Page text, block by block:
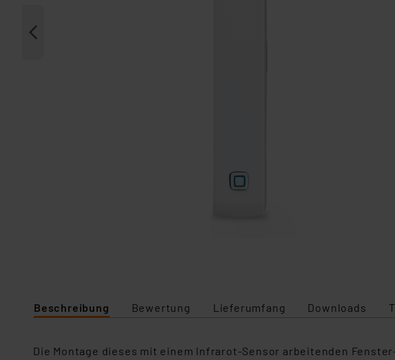
Beschreibung Bewertung Lieferumfang Downloads
Die Montage dieses mit einem Infrarot-Sensor arbeitenden